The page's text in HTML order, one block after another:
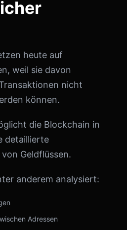
heute auf
weil sie davon
nicht
können.
die Blockchain in
detaillierte
Geldflüssen.
anderem analysiert:
Adressen